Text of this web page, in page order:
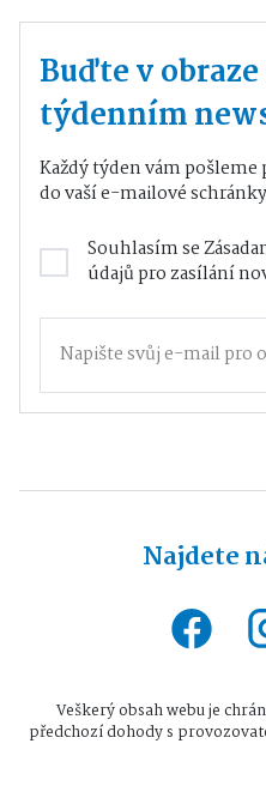
Buďte v
týdenním
Každý týden vám
do vaší e-mailové
Souhlasím se
údajůpro zasílání
Najdete
Veškerý obsah webu je
předchozí dohody s